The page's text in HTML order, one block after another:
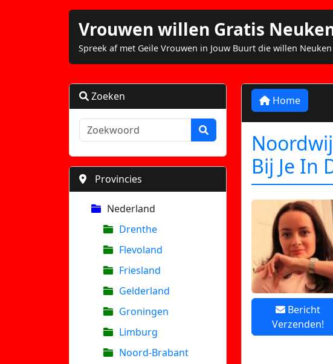
Vrouwen willen Gratis
Spreek af met Geile Vrouwen in Jouw Buurt die willen
Zoeken
Provincies
Nederland
Drenthe
Flevoland
Friesland
Gelderland
Groningen
Limburg
Noord-Brabant
Home
Bij Je In
Bericht
Verzenden!